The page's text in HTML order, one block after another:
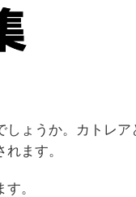
ょうか。カトレ
ます。
。